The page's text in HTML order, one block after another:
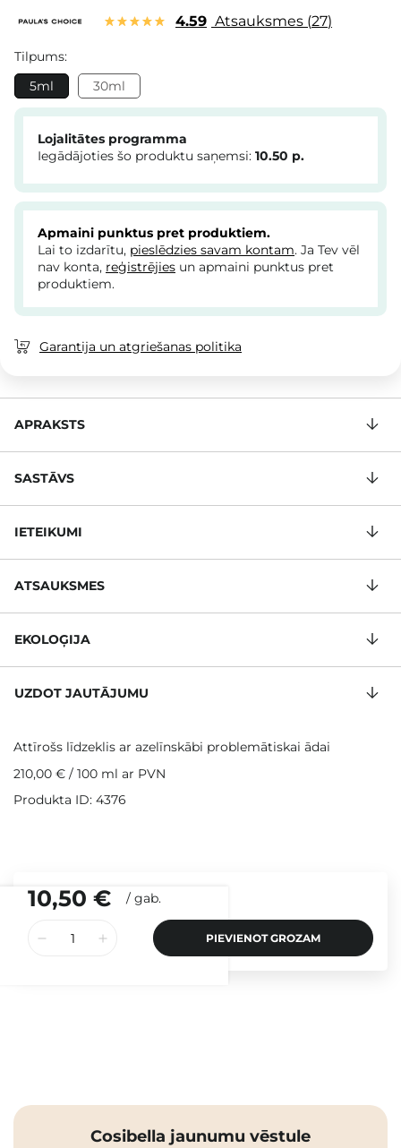
4.59 Atsauksmes 27
Tilpums:
5ml
30ml
10,50 € / gab.
PIEVIENOT GROZAM
Lojalitātes programma
Iegādājoties šo produktu saņemsi: 10.50 p.
Apmaini punktus pret produktiem.
Lai to izdarītu, pieslēdzies savam kontam. Ja Tev vēl
nav konta, reģistrējies un apmaini punktus pret
produktiem.
Garantija un atgriešanas politika
APRAKSTS
SASTĀVS
IETEIKUMI
ATSAUKSMES
EKOLOĢIJA
UZDOT JAUTĀJUMU
Attīrošs līdzeklis ar azelīnskābi problemātiskai ādai
210,00 € / 100 ml ar PVN
Produkta ID: 4376
Cosibella jaunumu vēstule